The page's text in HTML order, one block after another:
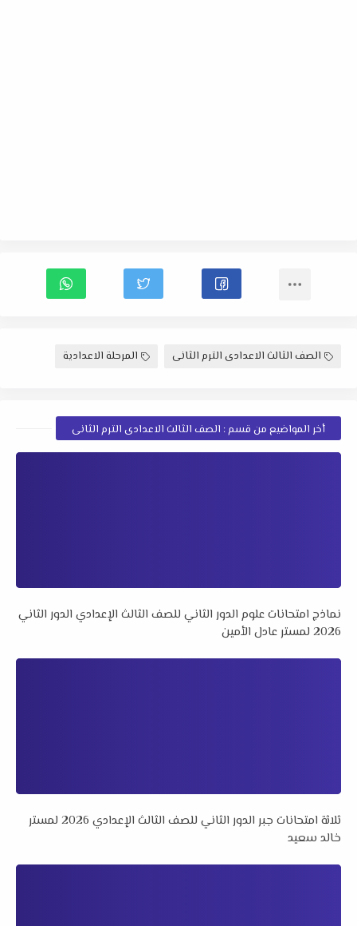
الصف الثالث الاعدادى الترم الثانى المرحلة الاعدادية
أخر المواضيع من قسم : الصف الثالث الاعدادى الترم الثانى
نماذج امتحانات علوم الدور الثاني للصف الثالث الإعدادي الدور الثاني
2026 لمستر عادل الأمين
ثلاثة امتحانات جبر الدور الثاني للصف الثالث الإعدادي 2026 لمستر
خالد سعيد